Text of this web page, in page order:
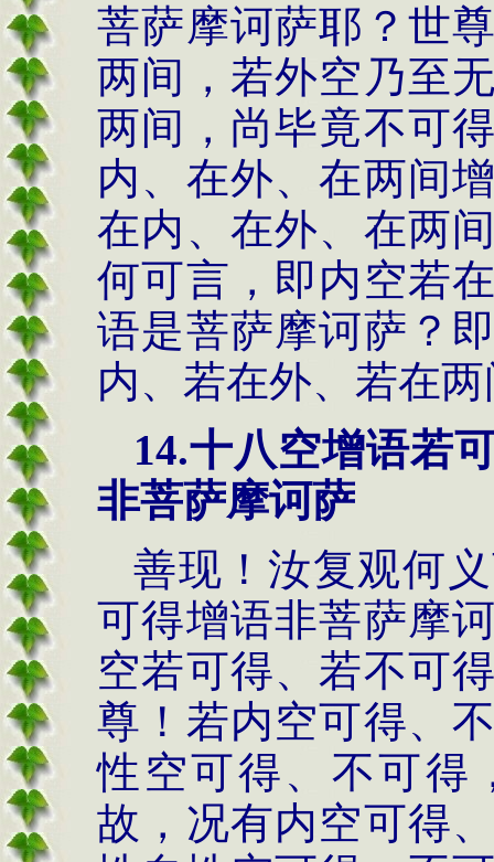
菩萨摩诃萨耶？世
两间，若外空乃至
两间，尚毕竟不可
内、在外、在两间
在内、在外、在两
何可言，即内空若
语是菩萨摩诃萨？
内、若在外、若在
14.十八空增语若
非菩萨摩诃萨
善现！汝复观何
可得增语非菩萨摩
空若可得、若不可
尊！若内空可得、
性空可得、不可得
故，况有内空可得